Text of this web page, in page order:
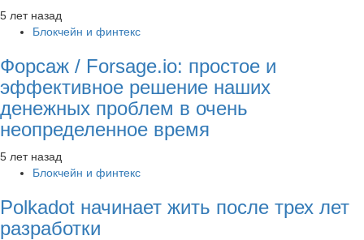
5 лет назад
Блокчейн и финтекс
Форсаж / Forsage.io: простое и
эффективное решение наших
денежных проблем в очень
неопределенное время
5 лет назад
Блокчейн и финтекс
Polkadot начинает жить после трех лет
разработки